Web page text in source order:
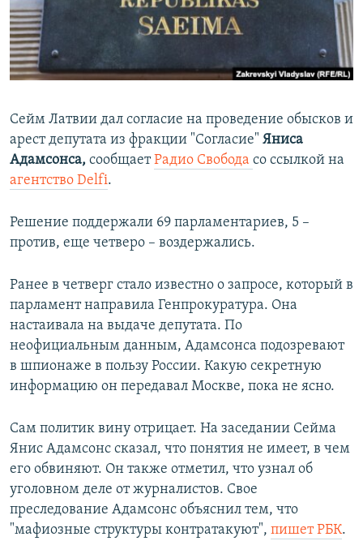
ПОБЕДИТЕЛЕЙ НЕ СУДЯТ?
КРЫМ.НЕПОКОРЕННЫЙ
ELIFBE
ПРИСОЕДИНЯЙТЕСЬ!
Все сайты RFE/RL
Сейм Латвии дал согласие на проведение обысков и
арест депутата из фракции "Согласие" Яниса
Адамсонса, сообщаетРадио Свобода со ссылкой на
агентство Delfi.
Решение поддержали 69 парламентариев, 5 –
против, еще четверо – воздержались.
Ранее в четверг стало известно о запросе, который в
парламент направила Генпрокуратура. Она
настаивала на выдаче депутата. По
неофициальным данным, Адамсонса подозревают
в шпионаже в пользу России. Какую секретную
информацию он передавал Москве, пока не ясно.
Сам политик вину отрицает. На заседании Сейма
Янис Адамсонс сказал, что понятия не имеет, в чем
его обвиняют. Он также отметил, что узнал об
уголовном деле от журналистов. Свое
преследование Адамсонс объяснил тем, что
"мафиозные структуры контратакуют", пишет РБК.